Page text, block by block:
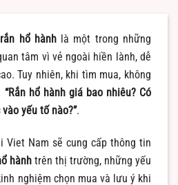
rắn hổ hànhlà một trong những
tâm vì vẻ ngoài hiền lành, dễ
Tuy nhiên, khi tìm mua, không
“Rắn hổ hành giá bao nhiêu? Có
yếu tố nào?”.
Viet Nam sẽ cung cấp thông tin
hành trên thị trường, những yếu
nghiệm chọn mua và lưu ý khi